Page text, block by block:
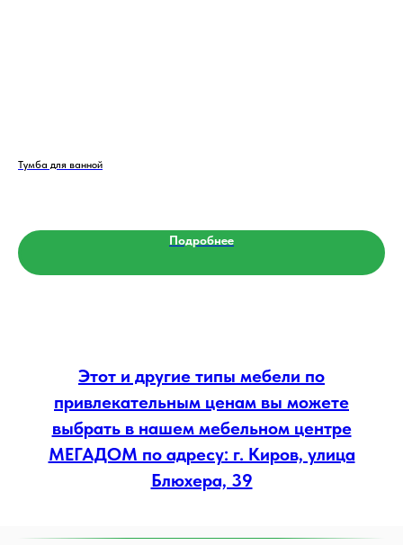
Тумба для ванной
Подробнее
Этот и другие типы мебели по
привлекательным ценам вы можете
выбрать в нашем мебельном центре
МЕГАДОМ по адресу: г. Киров, улица
Блюхера, 39